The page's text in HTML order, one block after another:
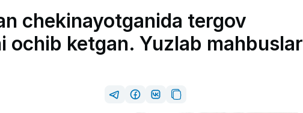
chekinayotganida tergov
ketgan. Yuzlab mahbuslar